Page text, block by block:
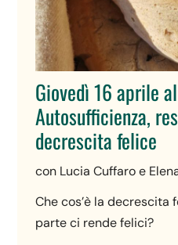
Giovedì 16 aprile
Autosufficienza,
decrescita felice
con Lucia Cuffaro e
Che cos’è la decrescita
parte ci rende felici?